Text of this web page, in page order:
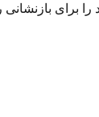
برای